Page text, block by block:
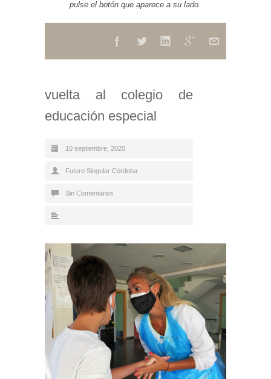
pulse el botón que aparece a su lado.
vuelta al colegio de
educación especial
10 septiembre, 2020
Futuro Singular Córdoba
Sin Comentarios